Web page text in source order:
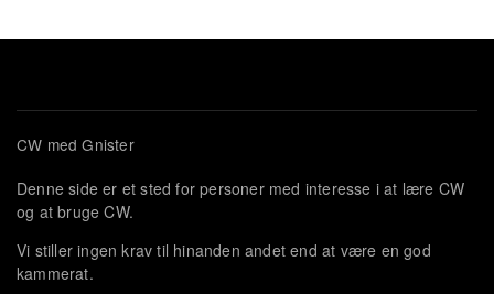
CW med Gnister
Denne side er et sted for personer med interesse i at lære CW
og at bruge CW.
Vi stiller ingen krav til hinanden andet end at være en god
kammerat.